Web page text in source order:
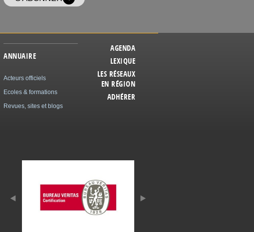
ANNUAIRE
Acteurs officiels
Ecoles & formations
Revues, sites et blogs
AGENDA
LEXIQUE
LES RÉSEAUX
EN RÉGION
ADHÉRER